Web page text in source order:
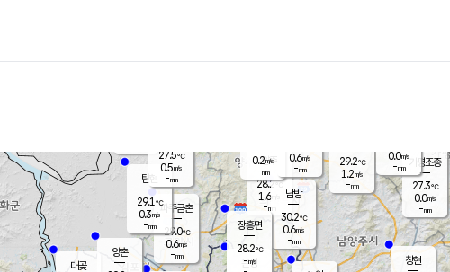
양주
28.2℃
1.6
-mm
파주금촌
29.0℃
0.6m/s
-mm
가평조종
27.3℃
0.0m/s
-mm
29.2℃
1.2m/s
-mm
대곶
창현
탄현
29.1℃
0.3m/s
-mm
0.0m/s
-mm
양촌
은평
남방
30.2℃
0.6m/s
-mm
장흥면
28.2℃
-m/s
0.2m/s
-mm
27.5℃
0.5m/s
-mm
0.6m/s
-mm